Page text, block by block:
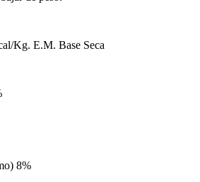
Kg. E.M. Base Seca
8%